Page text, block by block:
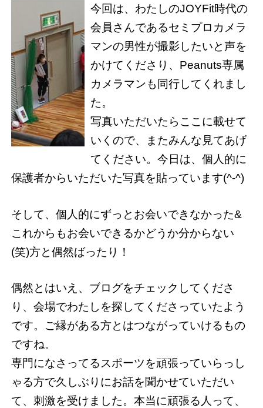
今回は、わたしのJOYFit時代の
会員さんであるセミプロカメラ
マンの男性が撮影したいと声を
かけてくださり、Peanuts専属
カメラマンも同行してくれまし
た。
写真いただいたらここに載せて
いくので、またみんな見てあげ
てください。今日は、個人的に
保護者からいただいた写真を貼っています(^-^)
そして、個人的にずっとお会いできなかった&
これからもお会いできるかどうか分からない
(笑)方と偶然ばったり！
偶然とはいえ、ブログをチェックしてくださ
り、会場でわたしを探してくださっていたよう
です。ご縁がある方とはつながっていけるもの
ですね。
専門になさってるスポーツを頑張っていらっし
ゃる方で久しぶりにお話を聞かせていただい
て、刺激を受けました。本当に頑張る人って、